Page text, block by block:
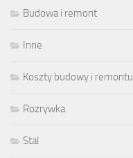
Budowa i remont
Inne
Koszty budowy i remontu
Rozrywka
Stal